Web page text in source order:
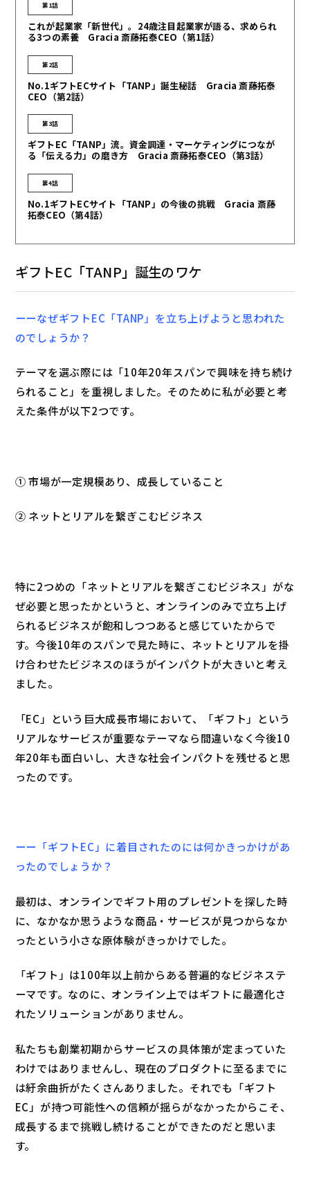
第1話
これが起業家「新世代」。24歳注目起業家が語る、求められ
る3つの素養 Gracia 斎藤拓泰CEO（第1話）
第2話
No.1ギフトECサイト「TANP」誕生秘話 Gracia 斎藤拓泰
CEO（第2話）
第3話
ギフトEC「TANP」流。資金調達・マーケティングにつなが
る「伝える力」の磨き方 Gracia 斎藤拓泰CEO（第3話）
第4話
No.1ギフトECサイト「TANP」の今後の挑戦 Gracia 斎藤
拓泰CEO（第4話）
ギフトEC「TANP」誕生のワケ
ーーなぜギフトEC「TANP」を立ち上げようと思われた
のでしょうか？
テーマを選ぶ際には「10年20年スパンで興味を持ち続け
られること」を重視しました。そのために私が必要と考
えた条件が以下2つです。
① 市場が一定規模あり、成長していること
② ネットとリアルを繋ぎこむビジネス
特に2つめの「ネットとリアルを繋ぎこむビジネス」がな
ぜ必要と思ったかというと、オンラインのみで立ち上げ
られるビジネスが飽和しつつあると感じていたからで
す。今後10年のスパンで見た時に、ネットとリアルを掛
け合わせたビジネスのほうがインパクトが大きいと考え
ました。
「EC」という巨大成長市場において、「ギフト」という
リアルなサービスが重要なテーマなら間違いなく今後10
年20年も面白いし、大きな社会インパクトを残せると思
ったのです。
ーー「ギフトEC」に着目されたのには何かきっかけがあ
ったのでしょうか？
最初は、オンラインでギフト用のプレゼントを探した時
に、なかなか思うような商品・サービスが見つからなか
ったという小さな原体験がきっかけでした。
「ギフト」は100年以上前からある普遍的なビジネステ
ーマです。なのに、オンライン上ではギフトに最適化さ
れたソリューションがありません。
私たちも創業初期からサービスの具体策が定まっていた
わけではありませんし、現在のプロダクトに至るまでに
は紆余曲折がたくさんありました。それでも「ギフト
EC」が持つ可能性への信頼が揺らがなかったからこそ、
成長するまで挑戦し続けることができたのだと思いま
す。